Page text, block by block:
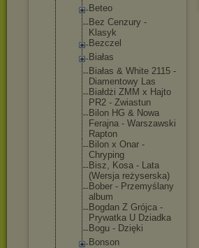
Beteo
Bez Cenzury -
Klasyk
Bezczel
Białas
Białas & White 2115 -
Diamentowy Las
Białdżi ZMM x Hajto
PR2 - Zwiastun
Bilon HG & Nowa
Ferajna - Warszawski
Rapton
Bilon x Onar -
Chryping
Bisz, Kosa - Lata
(Wersja reżyserska)
Bober - Przemyślany
album
Bogdan Z Grójca -
Prywatka U Dziadka
Bogu - Dzięki
Bonson